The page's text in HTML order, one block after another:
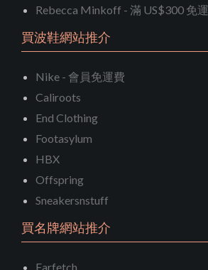
Rebecca Minkoff - 滿 US$300 免運
買波鞋網站推介
Nike - 會員免運費
Caliroots
End Clothing
Footasylum
HBX
Offspring
Sneakersnstuff
買名牌網站推介
Farfetch